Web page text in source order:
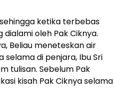
ketika terbebas
oleh Pak Ciknya.
Beliau meneteskan air
di penjara, Ibu Sri
tulisan. Sebelum Pak
kisah Pak Ciknya selama